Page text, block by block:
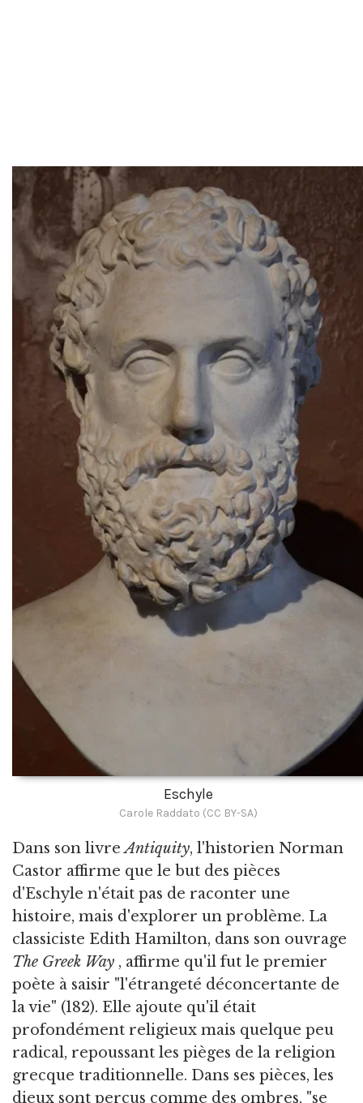
Eschyle
Carole Raddato (CC BY-SA)
Dans son livreAntiquity, l'historien Norman
Castor affirme que le but des pièces
d'Eschyle n'était pas de raconter une
histoire, mais d'explorer un problème. La
classiciste Edith Hamilton, dans son ouvrage
The Greek Way , affirme qu'il fut le premier
poète à saisir "l'étrangeté déconcertante de
la vie" (182). Elle ajoute qu'il était
profondément religieux mais quelque peu
radical, repoussant les pièges de la religion
grecque traditionnelle. Dans ses pièces, les
dieux sont perçus comme des ombres, "se